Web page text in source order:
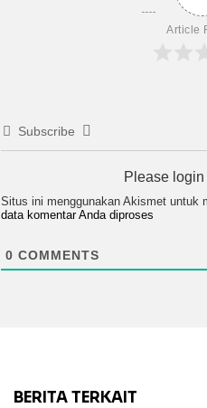
Article
Subscribe
Please
Situs ini menggunakan Akismet untuk
data komentar Anda diproses
0 COMMENTS
BERITA TERKAIT